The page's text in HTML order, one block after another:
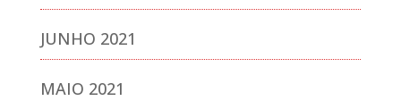
JUNHO 2021
MAIO 2021